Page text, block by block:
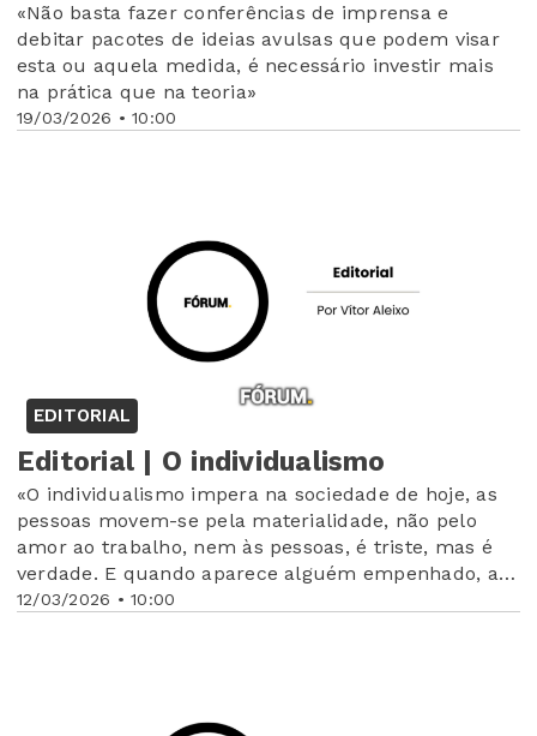
19/03/2026 • 10:00
«Não basta fazer conferências de imprensa e
debitar pacotes de ideias avulsas que podem visar
esta ou aquela medida, é necessário investir mais
na prática que na teoria»
EDITORIAL
12/03/2026 • 10:00
Editorial | O individualismo
«O individualismo impera na sociedade de hoje, as
pessoas movem-se pela materialidade, não pelo
amor ao trabalho, nem às pessoas, é triste, mas é
verdade. E quando aparece alguém empenhado, a
querer fazer sem querer nada em troca, olha-se de